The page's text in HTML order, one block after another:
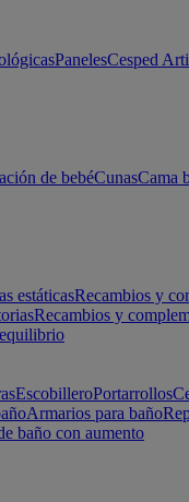
PanelesCesped
de bebéCunasCama
estáticasRecambios y
Recambios y
EscobilleroPortarrollos
Armarios para baño
baño con aumento